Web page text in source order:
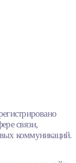
связи,
коммуникаций.